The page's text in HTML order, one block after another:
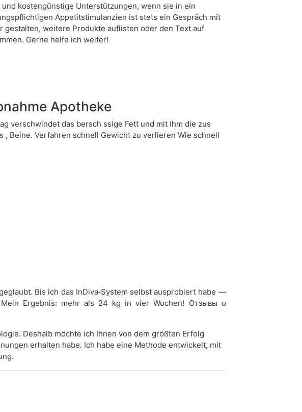
kostengünstige Unterstützungen, wenn sie in ein
Appetitstimulanzien ist stets ein Gespräch mit
weitere Produkte auflisten oder den Text auf
Gerne helfe ich weiter!
Apotheke
verschwindet das bersch ssige Fett und mit ihm die zus
, Beine. Verfahren schnell Gewicht zu verlieren Wie schnell
Bis ich das InDiva‑System selbst ausprobiert habe —
Ergebnis: mehr als 24 kg in vier Wochen! Отзывы о
Deshalb möchte ich Ihnen von dem größten Erfolg
erhalten habe. Ich habe eine Methode entwickelt, mit